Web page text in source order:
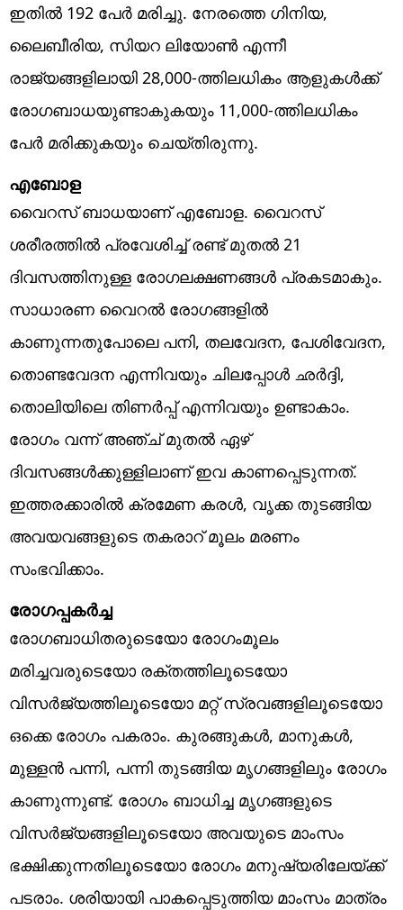
ഇ​​​തി​​​ൽ 192 പേ​​​ർ മ​​​രി​​ച്ചു. നേരത്തെ ഗിനിയ,
ലൈബീരിയ, സിയറ ലിയോൺ എന്നീ
രാജ്യങ്ങളിലായി 28,000-ത്തിലധികം ആളുകൾക്ക്
രോഗബാധയുണ്ടാകുകയും 11,000-ത്തിലധികം
പേർ മരിക്കുകയും ചെയ്തിരുന്നു.
എബോള
വൈറസ് ബാധയാണ് എബോള. വൈറസ്
ശരീരത്തിൽ പ്രവേശിച്ച് രണ്ട് മുതൽ 21
ദിവസത്തിനുള്ള രോഗലക്ഷണങ്ങൾ പ്രകടമാകും.
സാധാരണ വൈറൽ രോഗങ്ങളിൽ
കാണുന്നതുപോലെ പനി, തലവേദന, പേശിവേദന,
തൊണ്ടവേദന എന്നിവയും ചിലപ്പോൾ ഛർദ്ദി,
തൊലിയിലെ തിണർപ്പ് എന്നിവയും ഉണ്ടാകാം.
രോഗം വന്ന് അഞ്ച് മുതൽ ഏഴ്
ദിവസങ്ങൾക്കുള്ളിലാണ് ഇവ കാണപ്പെടുന്നത്.
ഇത്തരക്കാരിൽ ക്രമേണ കരൾ, വൃക്ക തുടങ്ങിയ
അവയവങ്ങളുടെ തകരാറ് മൂലം മരണം
സംഭവിക്കാം.
രോഗപ്പകർച്ച
രോഗബാധിതരുടെയോ രോഗംമൂലം
മരിച്ചവരുടെയോ രക്തത്തിലൂടെയോ
വിസർജ്യത്തിലൂടെയോ മറ്റ് സ്രവങ്ങളിലൂടെയോ
ഒക്കെ രോഗം പകരാം. കുരങ്ങുകൾ, മാനുകൾ,
മുള്ളൻ പന്നി, പന്നി തുടങ്ങിയ മൃഗങ്ങളിലും രോഗം
കാണുന്നുണ്ട്. രോഗം ബാധിച്ച മൃഗങ്ങളുടെ
വിസർജ്യങ്ങളിലൂടെയോ അവയുടെ മാംസം
ഭക്ഷിക്കുന്നതിലൂടെയോ രോഗം മനുഷ്യരിലേയ്ക്ക്
പടരാം. ശരിയായി പാകപ്പെടുത്തിയ മാംസം മാത്രം